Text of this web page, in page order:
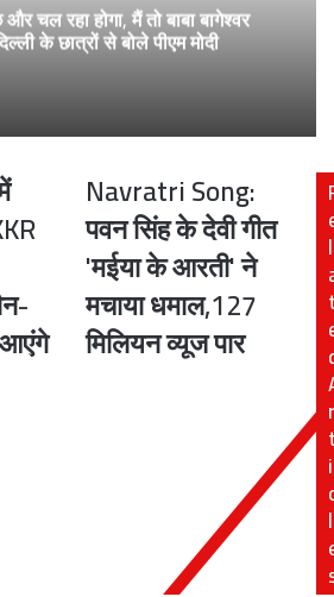
चल रहा होगा, मैं तो बाबा बागेश्वर
के छात्रों से बोले पीएम मोदी
Navratri
पवन
सिंह
देवी
गीत
'मईया
Navratri Song:
पवन सिंह के देवी गीत
'मईया के आरती' ने
मचाया धमाल,127
मिलियन व्यूज पार
l
r
i
l